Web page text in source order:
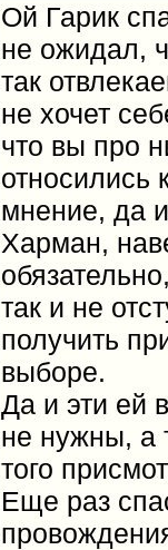
Ой Гарик
не ожидал,
так
не хочет
что вы про
относились
мнение, да
Харман,
так и не
получить
выборе.
Да и эти ей
не нужны, а
того
Еще раз